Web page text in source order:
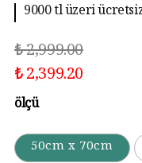
10 aya kadar taksit
₺ 2,999.00
₺ 2,399.20
ölçü
50cm x 70cm